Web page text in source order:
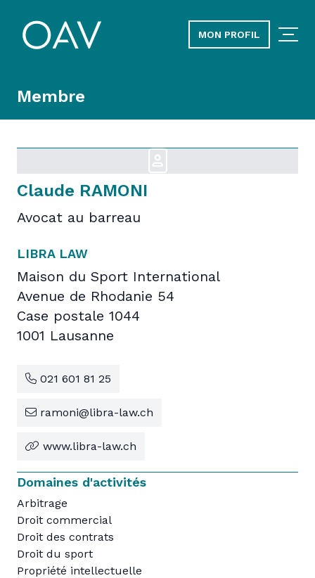
MON PROFIL
Membre
Claude RAMONI
Avocat au barreau
LIBRA LAW
Maison du Sport International
Avenue de Rhodanie 54
Case postale 1044
1001 Lausanne
021 601 81 25
ramoni@libra-law.ch
www.libra-law.ch
Domaines d'activités
Arbitrage
Droit commercial
Droit des contrats
Droit du sport
Propriété intellectuelle